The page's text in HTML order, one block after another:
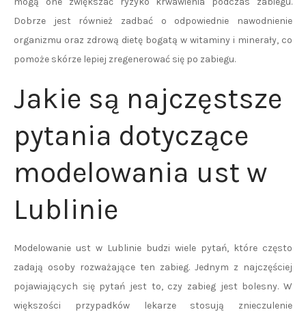
Dobrze jest również zadbać o odpowiednie nawodnienie
organizmu oraz zdrową dietę bogatą w witaminy i minerały, co
pomoże skórze lepiej zregenerować się po zabiegu.
Jakie są najczęstsze
pytania dotyczące
modelowania ust w
Lublinie
Modelowanie ust w Lublinie budzi wiele pytań, które często
zadają osoby rozważające ten zabieg. Jednym z najczęściej
pojawiających się pytań jest to, czy zabieg jest bolesny. W
większości przypadków lekarze stosują znieczulenie